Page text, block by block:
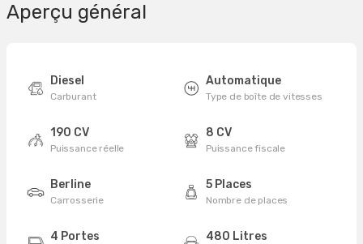
Aperçu général
Diesel
Carburant
Automatique
Type de boîte de vitesses
190 CV
Puissance réelle
8 CV
Puissance fiscale
Berline
Carrosserie
5 Places
Nombre de places
4 Portes 480 Litres